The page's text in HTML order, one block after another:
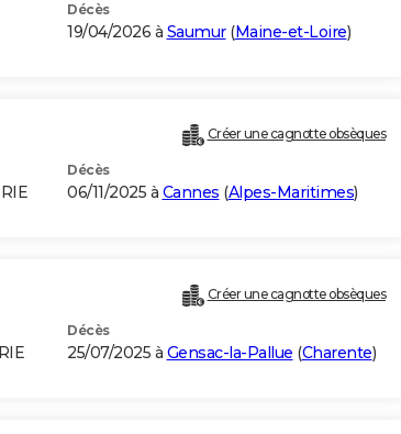
Décès
19/04/2026 à Saumur(Maine-et-Loire)
Créer une cagnotte obsèques
Décès
06/11/2025 à Cannes (Alpes-Maritimes)
Créer une cagnotte obsèques
Décès
25/07/2025 à Gensac-la-Pallue (Charente)